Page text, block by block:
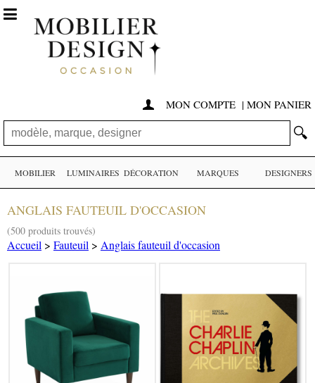
 MON COMPTE | MON PANIER
🔍

MOBILIER LUMINAIRES DÉCORATION MARQUES DESIGNERS
ANGLAIS FAUTEUIL D'OCCASION
(500 produits trouvés)
Accueil > Fauteuil > Anglais fauteuil d'occasion